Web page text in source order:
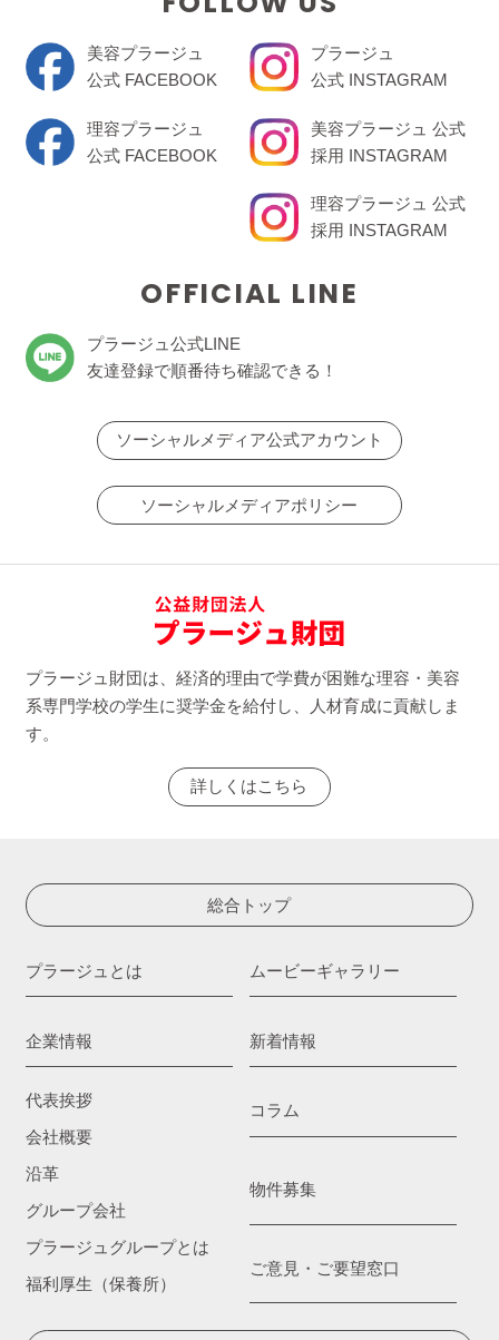
美容プラージュ
公式 FACEBOOK
理容プラージュ
公式 FACEBOOK
プラージュ
公式 INSTAGRAM
美容プラージュ 公式
採用 INSTAGRAM
理容プラージュ 公式
採用 INSTAGRAM
OFFICIAL LINE
プラージュ公式LINE
友達登録で順番待ち確認できる！
ソーシャルメディア公式アカウント
ソーシャルメディアポリシー
プラージュ財団は、経済的理由で学費が困難な理容・美容
系専門学校の学生に奨学金を給付し、人材育成に貢献しま
す。
詳しくはこちら
総合トップ
プラージュとは
企業情報
代表挨拶
会社概要
沿革
グループ会社
プラージュグループとは
福利厚生（保養所）
ムービーギャラリー
新着情報
コラム
物件募集
ご意見・ご要望窓口